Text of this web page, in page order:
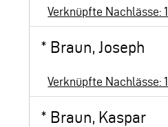
Verknüpfte Nachlässe: 1
* Braun, Joseph
Verknüpfte Nachlässe: 1
* Braun, Kaspar